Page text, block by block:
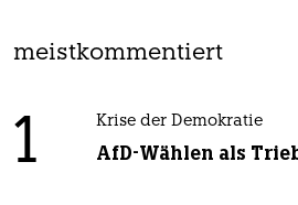
meistkommentiert
1 Krise der Demokratie
AfD-Wählen als